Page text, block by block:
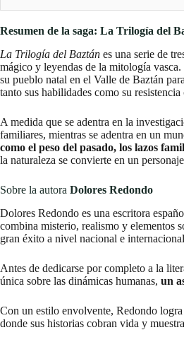
Resumen de la saga: La Trilogía del
La Trilogía del Baztán es una serie de
mágico y leyendas de la mitología vasca.
su pueblo natal en el Valle de Baztán
tanto sus habilidades como su
A medida que se adentra en la
familiares, mientras se adentra en un
como el peso del pasado, los lazos
la naturaleza se convierte en un
Sobre la autora Dolores Redondo
Dolores Redondo es una escritora
combina misterio, realismo y elementos
gran éxito a nivel nacional e
Antes de dedicarse por completo a la
única sobre las dinámicas humanas, un
Con un estilo envolvente, Redondo
donde sus historias cobran vida y